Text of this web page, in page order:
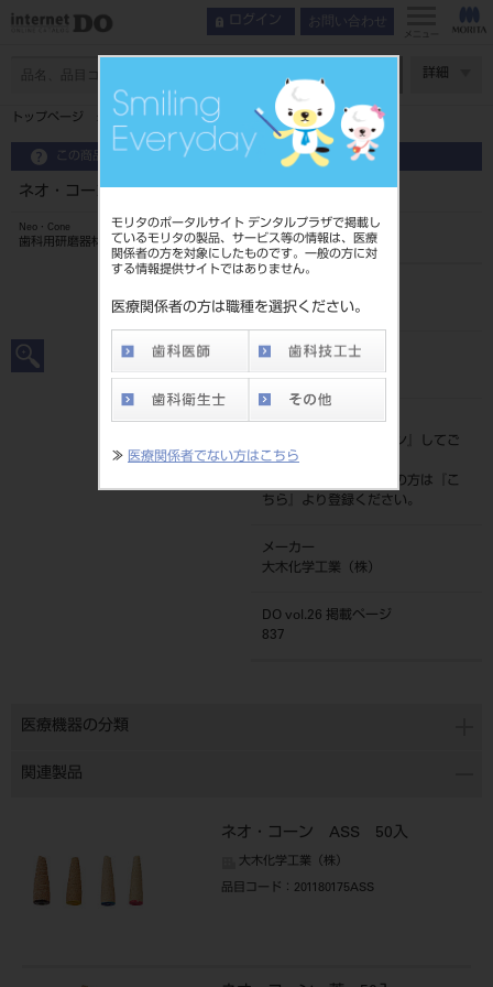
モリタのポータルサイト デンタルプラザで掲載し
ているモリタの製品、サービス等の情報は、医療
関係者の方を対象にしたものです。一般の方に対
する情報提供サイトではありません。
医療関係者の方は職種を選択ください。
≫ 医療関係者でない方はこちら
ログイン お問い合わせ
メニュー
詳細
トップページ ネオ・コーン 中 50入
この商品に関するお問い合わせ
ネオ・コーン 中 50入
Neo・Cone
歯科用研磨器材
201180175M
JAN/EANコード
標準価格
ログイン
』してご
覧ください。
ネット会員登録がまだの方は『
こ
ちら
』より登録ください。
メーカー
大木化学工業（株）
DO vol.26 掲載ページ
837
医療機器の分類
関連製品
ネオ・コーン ASS 50入
大木化学工業（株）
品目コード ：201180175ASS